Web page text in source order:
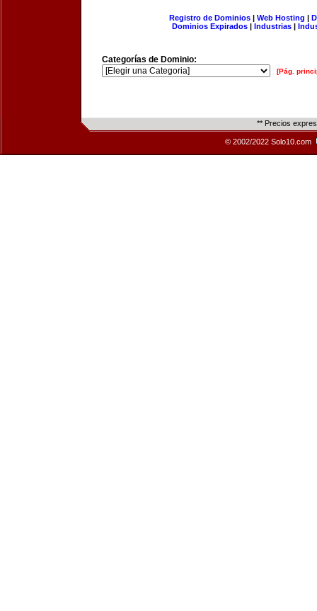
Registro de Dominios| Web Hosting |
Dominios Expirados | Industrias |
Categorías de Dominio:
[Pág.
** Precios
© 2002/2022 Solo10.com